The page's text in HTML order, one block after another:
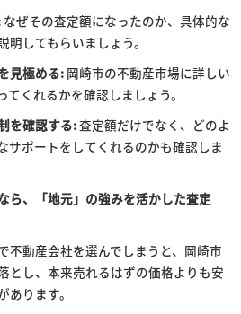
なぜその査定額になったのか、具体的な
してもらいましょう。
見極める: 岡崎市の不動産市場に詳しい
くれるかを確認しましょう。
を確認する:査定額だけでなく、どのよ
サポートをしてくれるのかも確認しま
ら、「地元」の強みを活かした査定
不動産会社を選んでしまうと、岡崎市
とし、本来売れるはずの価格よりも安
ります。